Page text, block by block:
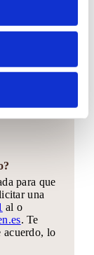
de tu
anticiparte
para que
una
al o
. Te
acuerdo, lo